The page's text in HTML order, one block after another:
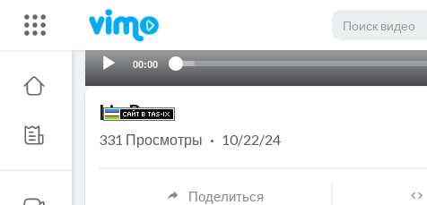
00:00
Liv Pure
331 Просмотры · 10/22/24
Поделиться